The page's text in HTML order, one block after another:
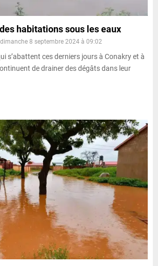
habitations sous les eaux
dimanche 8 septembre 2024 à 09:02
s’abattent ces derniers jours à Conakry et à
de drainer des dégâts dans leur